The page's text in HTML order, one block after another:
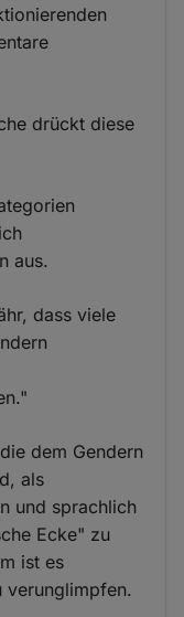
drückt diese
aus.
dass viele
dem Gendern
als
und sprachlich
Ecke" zu
ist es
verunglimpfen.